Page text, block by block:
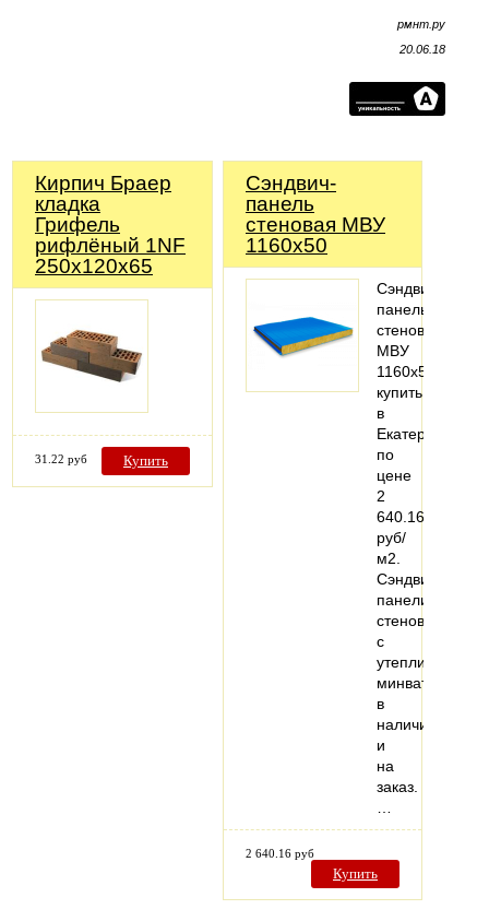
рмнт.ру
20.06.18
Кирпич Браер
кладка
Грифель
рифлёный 1NF
250х120х65
31.22 руб Купить
Сэндвич-
панель
стеновая МВУ
1160x50
Сэндвич-
панель
стеновая
МВУ
1160x50
купить
в
Екатеринбурге,
по
цене
2
640.16
руб/
м2.
Сэндвич
панели
стеновые
с
утеплителем
минвата
в
наличии
и
на
заказ.
2 640.16 руб
Купить